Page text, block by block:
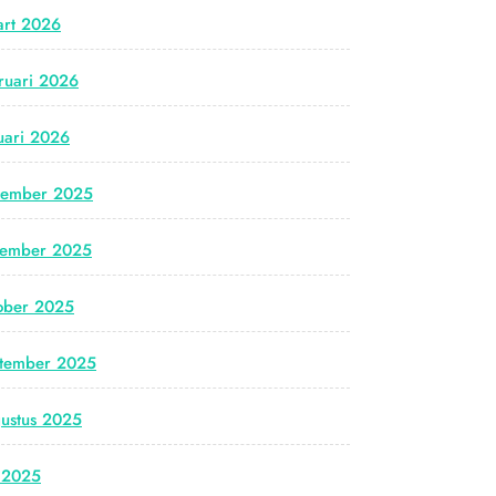
2026
2026
2026
2025
2025
2025
2025
2025